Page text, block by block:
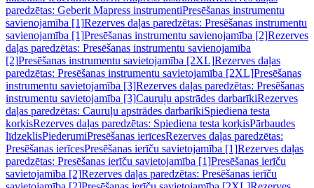
paredzētas: Geberit Mapress instrumentiPresēšanas instrumentu
savienojamība [1]Rezerves daļas paredzētas: Presēšanas instrumentu
savienojamība [1]Presēšanas instrumentu savienojamība [2]Rezerves
daļas paredzētas: Presēšanas instrumentu savienojamība
[2]Presēšanas instrumentu savietojamība [2XL]Rezerves daļas
paredzētas: Presēšanas instrumentu savietojamība [2XL]Presēšanas
instrumentu savietojamība [3]Rezerves daļas paredzētas: Presēšanas
instrumentu savietojamība [3]Cauruļu apstrādes darbarīkiRezerves
daļas paredzētas: Cauruļu apstrādes darbarīkiSpiediena testa
korķisRezerves daļas paredzētas: Spiediena testa korķisPārbaudes
līdzeklisPiederumiPresēšanas ierīcesRezerves daļas paredzētas:
Presēšanas ierīcesPresēšanas ierīču savietojamība [1]Rezerves daļas
paredzētas: Presēšanas ierīču savietojamība [1]Presēšanas ierīču
savietojamība [2]Rezerves daļas paredzētas: Presēšanas ierīču